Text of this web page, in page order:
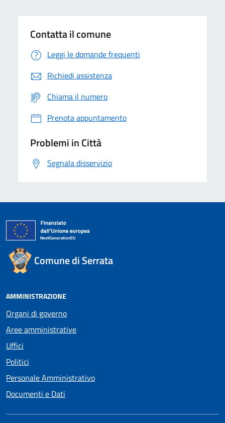
Contatta il comune
Leggi le domande frequenti
Richiedi assistenza
Chiama il numero
Prenota appuntamento
Problemi in Città
Segnala disservizio
Comune di Serrata
AMMINISTRAZIONE
Organi di governo
Aree amministrative
Uffici
Politici
Personale Amministrativo
Documenti e Dati